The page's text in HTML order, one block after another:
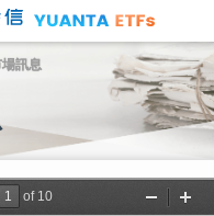
訊息